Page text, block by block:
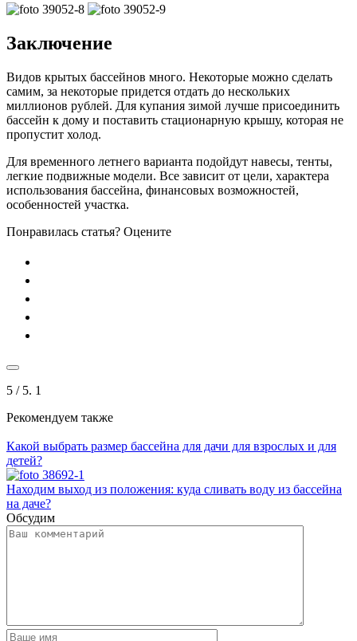
Заключение
Видов крытых бассейнов много. Некоторые можно сделать
самим, за некоторые придется отдать до нескольких
миллионов рублей. Для купания зимой лучше присоединить
бассейн к дому и поставить стационарную крышу, которая не
пропустит холод.
Для временного летнего варианта подойдут навесы, тенты,
легкие подвижные модели. Все зависит от цели, характера
использования бассейна, финансовых возможностей,
особенностей участка.
Понравилась статья? Оцените
5 / 5. 1
Рекомендуем также
Какой выбрать размер бассейна для дачи для взрослых и для
детей?
Находим выход из положения: куда сливать воду из бассейна
на даче?
Обсудим